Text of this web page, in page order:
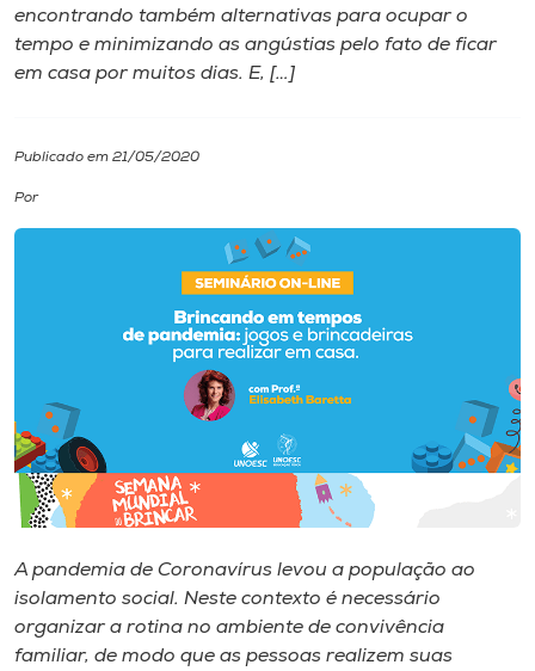
Diplomados
Cultura
CPA
Biblioteca
Museu
Unoesc
Selecione
encontrando também alternativas para ocupar o
tempo e minimizando as angústias pelo fato de ficar
em casa por muitos dias. E, […]
Publicado em 21/05/2020
Por
A pandemia de Coronavírus levou a população ao
isolamento social. Neste contexto é necessário
organizar a rotina no ambiente de convivência
familiar, de modo que as pessoas realizem suas